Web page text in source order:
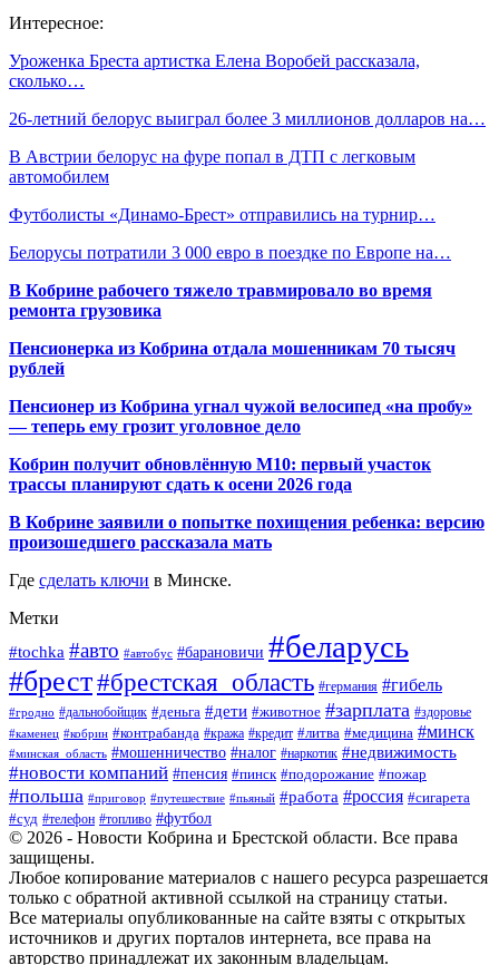
Интересное:
Уроженка Бреста артистка Елена Воробей рассказала,
сколько…
26-летний белорус выиграл более 3 миллионов долларов на…
В Австрии белорус на фуре попал в ДТП с легковым
автомобилем
Футболисты «Динамо-Брест»‎ отправились на турнир…
Белорусы потратили 3 000 евро в поездке по Европе на…
В Кобрине рабочего тяжело травмировало во время
ремонта грузовика
Пенсионерка из Кобрина отдала мошенникам 70 тысяч
рублей
Пенсионер из Кобрина угнал чужой велосипед «на пробу»
— теперь ему грозит уголовное дело
Кобрин получит обновлённую М10: первый участок
трассы планируют сдать к осени 2026 года
В Кобрине заявили о попытке похищения ребенка: версию
произошедшего рассказала мать
Где сделать ключи в Минске.
Метки
#tochka #авто #автобус #барановичи #беларусь
#брест#брестская_область #германия #гибель
#гродно #дальнобойщик #деньга #дети #животное #зарплата #здоровье
#каменец #кобрин #контрабанда #кража #кредит #литва #медицина #минск
#минская_область #мошенничество #налог #наркотик #недвижимость
#новости компаний #пенсия #пинск #подорожание #пожар
#польша #приговор #путешествие #пьяный #работа #россия #сигарета
#суд #телефон #топливо #футбол
© 2026 - Новости Кобрина и Брестской области. Все права
защищены.
Любое копирование материалов с нашего ресурса разрешается
только с обратной активной ссылкой на страницу статьи.
Все материалы опубликованные на сайте взяты с открытых
источников и других порталов интернета, все права на
авторство принадлежат их законным владельцам.